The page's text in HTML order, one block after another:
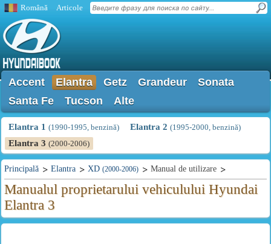
Română Articole
Accent Elantra Getz Grandeur
Sonata
Santa Fe
Tucson Alte
Elantra 1 (1990-1995, benzină) Elantra 2 (1995-2000, benzină)
Elantra 3 (2000-2006)
Principală Elantra XD (2000-2006) Manual de utilizare
Manualul proprietarului vehiculului Hyundai
Elantra 3